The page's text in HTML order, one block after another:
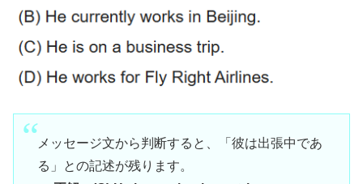
メッセージ文から判断すると、「彼は出張中であ
る」との記述が残ります。